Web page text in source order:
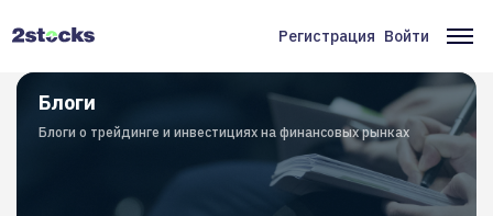
содержанию
Меню
учётной
записи
пользователя
Регистрация Войти
Блоги
Блоги о трейдинге и инвестициях на финансовых рынках